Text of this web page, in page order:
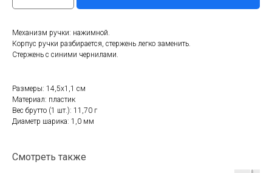
Механизм ручки: нажимной.
Корпус ручки разбирается, стержень легко заменить.
Стержень с синими чернилами.
Размеры: 14,5x1,1 см
Материал: пластик
Вес брутто (1 шт.): 11,70 г
Диаметр шарика: 1,0 мм
Смотреть также